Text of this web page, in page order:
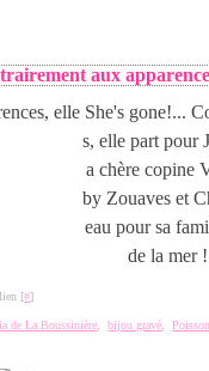
aux
She's gone!...
s, elle part pour
a chère copine
by Zouaves et
eau pour sa
de la mer
[#]
de La Boussinière ,bijou gravé ,Poisson